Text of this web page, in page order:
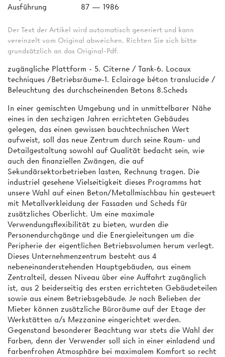
Ausführung
87 — 1986
Der Text der Artikel wird automatisch generiert und kann
vereinzelt vom Original abweichen. Richten Sie sich bitte
grundsätzlich an das Original-Pdf.
zugängliche Plattform - 5. Citerne / Tank-6. Locaux
techniques /Betriebsräume-1. Eclairage béton translucide /
Beleuchtung des durchscheinenden Betons 8.Scheds
In einer gemischten Umgebung und in unmittelbarer Nähe
eines in den sechzigen Jahren errichteten Gebäudes
gelegen, das einen gewissen bauchtechnischen Wert
aufweist, soll das neue Zentrum durch seine Raum- und
Detailgestaltung sowohl auf Qualität bedacht sein, wie
auch den finanziellen Zwängen, die auf
Sekundärsektorbetrieben lasten, Rechnung tragen. Die
industriel gesehene Vielseitigkeit dieses Programms hat
unsere Wahl auf einen Beton/Metallmischbau hin gesteuert
mit Metallverkleidung der Fassaden und Scheds für
zusätzliches Oberlicht. Um eine maximale
Verwendungsflexibilität zu bieten, wurden die
Personendurchgänge und die Energieleitungen um die
Peripherie der eigentlichen Betriebsvolumen herum verlegt.
Dieses Unternehmenzentrum besteht aus 4
nebeneinanderstehenden Hauptgebäuden, aus einem
Zentralteil, dessen Niveau über eine Auffahrt zugänglich
ist, aus 2 beiderseitig des ersten errichteten Gebäudeteilen
sowie aus einem Betriebsgebäude. Je nach Belieben der
Mieter können zusätzliche Büroräume auf der Etage der
Werkstätten a/s Mezzanine eingerichtet werden.
Gegenstand besonderer Beachtung war stets die Wahl der
Farben, denn der Verwender soll sich in einer einladend und
farbenfrohen Atmosphäre bei maximalem Komfort so recht